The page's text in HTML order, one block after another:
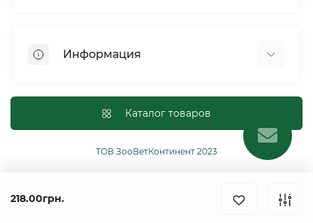
218.00грн.
Птицы
Рептилии
Сельскохозяйственные животные и птицы
Информация
Оплата и доставка
Политика конфиденциальности
Условия соглашения
Каталог товаров
ТОВ ЗооВетКонтинент 2023